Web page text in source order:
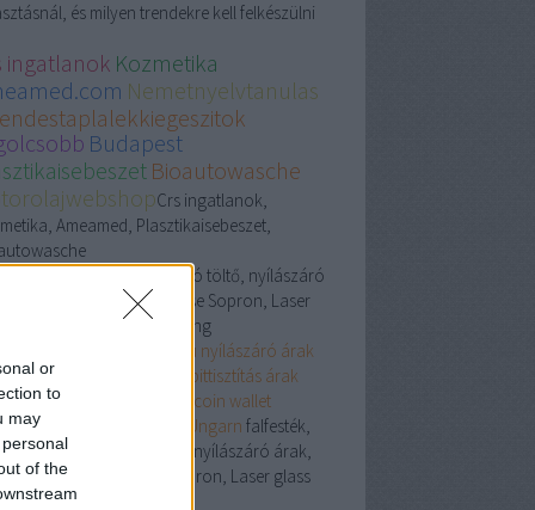
or
to
may
of the
és milyen trendekre kell felkészülni
ingatlanok Kozmetika
Nemetnyelvtanulas
Budapest
Bioautowasche
Crs ingatlanok,
Ameamed, Plasztikaisebeszet,
glett, elektromos autó töltő, nyílászáró
árak, Zahnarzt Ungarn preise Sopron, Laser
glass processing
Besen.hu nyílászáró árak
laser glass processing
Kárpittisztítás árak
Budapest
Coinjoin, Bitcoin wallet
Zahnarzt Ungarn falfesték,
elektromos autó töltő, nyílászáró árak,
Ungarn preise Sopron, Laser glass